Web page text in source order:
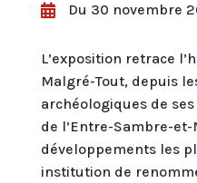
 Du 30 novembre
L’exposition retrace
Malgré-Tout, depuis
archéologiques de
de l’Entre-Sambre-et-
développements les
institution de